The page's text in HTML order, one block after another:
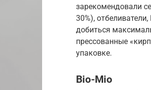
зарекомендовали
30%),
добиться
прессованные
упаковке.
Bio-Mio